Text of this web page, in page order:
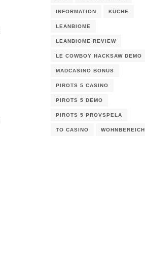
INFORMATION KÜCHE
LEANBIOME
LEANBIOME REVIEW
LE COWBOY HACKSAW DEMO
MADCASINO BONUS
PIROTS 5 CASINO
PIROTS 5 DEMO
PIROTS 5 PROVSPELA
TO CASINO WOHNBEREICH